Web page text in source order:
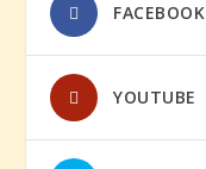
FACEBOOK
YOUTUBE